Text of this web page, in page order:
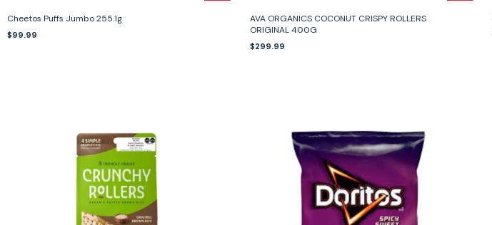
Cheetos Puffs Jumbo 255.1g
$99.99
AVA ORGANICS COCONUT CRISPY ROLLERS
ORIGINAL 400G
$299.99